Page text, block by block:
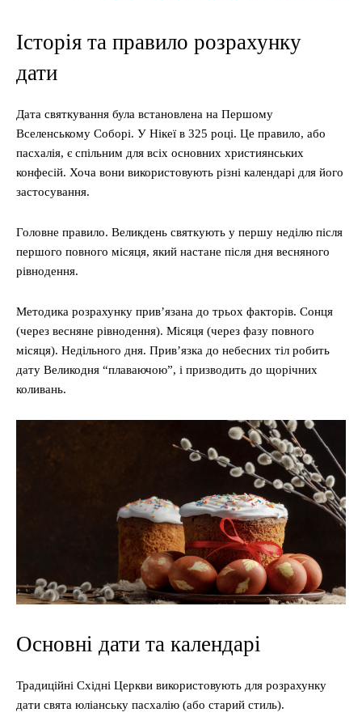
Історія та правило розрахунку
дати
Дата святкування була встановлена на Першому
Вселенському Соборі. У Нікеї в 325 році. Це правило, або
пасхалія, є спільним для всіх основних християнських
конфесій. Хоча вони використовують різні календарі для його
застосування.
Головне правило. Великдень святкують у першу неділю після
першого повного місяця, який настане після дня весняного
рівнодення.
Методика розрахунку прив’язана до трьох факторів. Сонця
(через весняне рівнодення). Місяця (через фазу повного
місяця). Недільного дня. Прив’язка до небесних тіл робить
дату Великодня “плаваючою”, і призводить до щорічних
коливань.
Основні дати та календарі
Традиційні Східні Церкви використовують для розрахунку
дати свята юліанську пасхалію (або старий стиль).